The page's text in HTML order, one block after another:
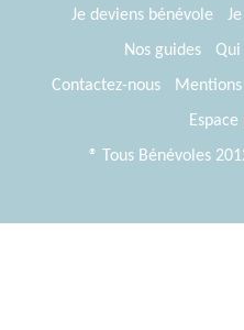
Je deviens bénévole
Nos guides
Qui
Contactez-nous
® Tous Bénévoles